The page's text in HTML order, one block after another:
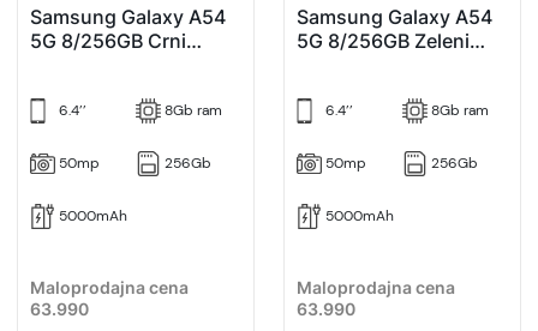
Samsung Galaxy A54
5G 8/256GB Crni
6.4’’ 8Gb ram
50mp 256Gb
5000mAh
Maloprodajna cena
63.990
Samsung Galaxy A54
5G 8/256GB Zeleni
6.4’’ 8Gb ram
50mp 256Gb
5000mAh
Maloprodajna cena
63.990